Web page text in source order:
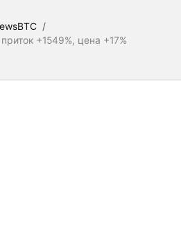
/
+1549%, цена +17%